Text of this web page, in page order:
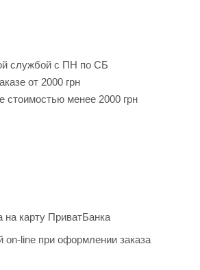
службой с ПН по СБ
от 2000 грн
стоимостью менее 2000 грн
на карту ПриватБанка
on-line при оформлении заказа